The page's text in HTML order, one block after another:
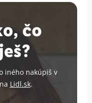
čo
iného nakúpiš v
Lidl.sk.